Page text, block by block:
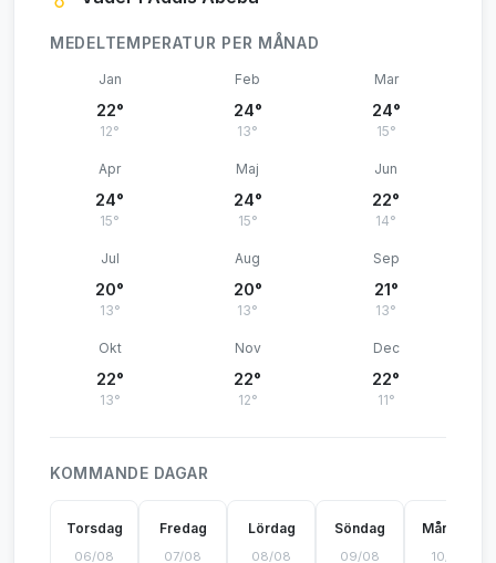
MEDELTEMPERATUR PER MÅNAD
Jan
22°
12°
Feb
24°
13°
Mar
24°
15°
Apr
24°
15°
Maj
24°
15°
Jun
22°
14°
Jul
20°
13°
Aug
20°
13°
Sep
21°
13°
Okt
22°
13°
Nov
22°
12°
Dec
22°
11°
KOMMANDE DAGAR
Torsdag
06/08
Fredag
07/08
Lördag
08/08
Söndag
09/08
Måndag
10/08